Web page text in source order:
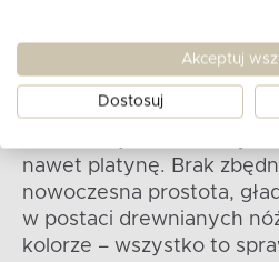
swoją rolę. Wprowadzi
luksusu i stonowanej
mamy wiele ciekawych
nawet platynę. Brak
nowoczesna prostota,
w postaci drewnianych
kolorze – wszystko to
Akceptuj
Dostosuj